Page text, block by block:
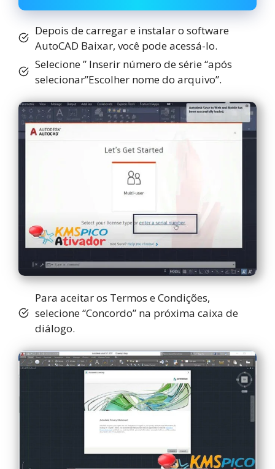
Depois de carregar e instalar o software
AutoCAD Baixar, você pode acessá-lo.
Selecione ” Inserir número de série “após
selecionar”Escolher nome do arquivo”.
Para aceitar os Termos e Condições,
selecione “Concordo” na próxima caixa de
diálogo.